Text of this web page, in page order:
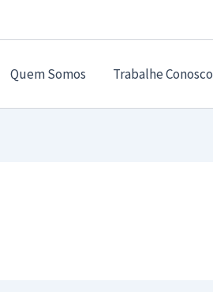
Quem Somos Trabalhe Conosco